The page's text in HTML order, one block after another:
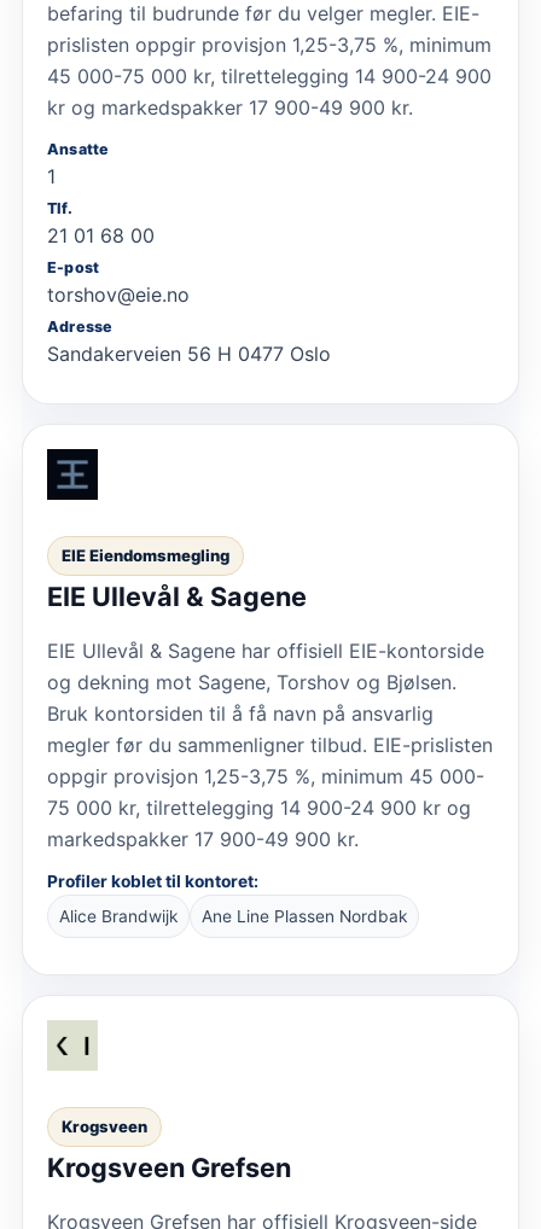
befaring til budrunde før du velger megler. EIE-
prislisten oppgir provisjon 1,25-3,75 %, minimum
45 000-75 000 kr, tilrettelegging 14 900-24 900
kr og markedspakker 17 900-49 900 kr.
Ansatte
1
Tlf.
21 01 68 00
E-post
torshov@eie.no
Adresse
Sandakerveien 56 H 0477 Oslo
EIE Eiendomsmegling
EIE Ullevål & Sagene
EIE Ullevål & Sagene har offisiell EIE-kontorside
og dekning mot Sagene, Torshov og Bjølsen.
Bruk kontorsiden til å få navn på ansvarlig
megler før du sammenligner tilbud. EIE-prislisten
oppgir provisjon 1,25-3,75 %, minimum 45 000-
75 000 kr, tilrettelegging 14 900-24 900 kr og
markedspakker 17 900-49 900 kr.
Profiler koblet til kontoret:
Alice Brandwijk
Ane Line Plassen Nordbak
Krogsveen
Krogsveen Grefsen
Krogsveen Grefsen har offisiell Krogsveen-side